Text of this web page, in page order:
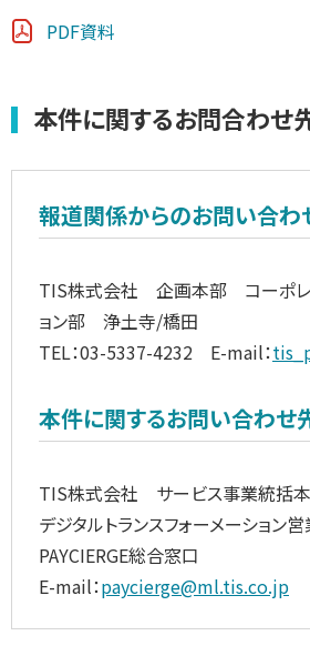
PDF資料
本件に関するお問合わせ
報道関係からのお問い合わ
TIS株式会社 企画本部 コーポレ
ョン部 浄土寺/橋田
TEL：03-5337-4232 E-mail：
本件に関するお問い合わせ
TIS株式会社 サービス事業統括
デジタルトランスフォーメーション
PAYCIERGE総合窓口
E-mail：paycierge@ml.tis.co.jp